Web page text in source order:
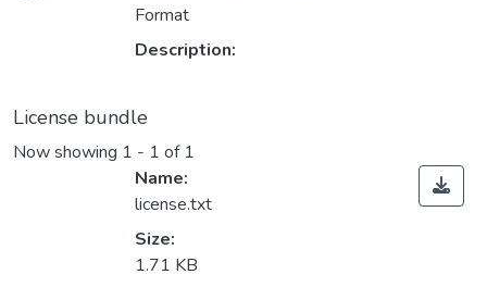
Format
Description:
License bundle
Now showing 1 - 1 of 1
Name:
license.txt
Size:
1.71 KB